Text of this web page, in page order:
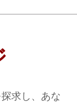
求し、あな